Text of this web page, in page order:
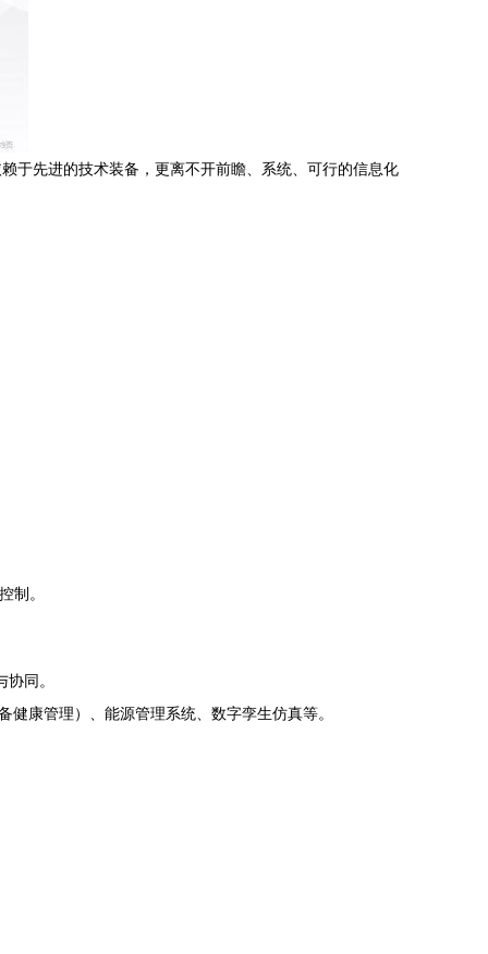
于先进的技术装备，更离不开前瞻、系统、可行的信息化
制。
同。
康管理）、能源管理系统、数字孪生仿真等。